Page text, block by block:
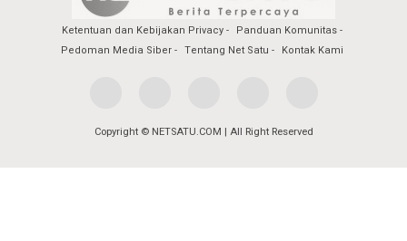
Ketentuan dan Kebijakan Privacy
Panduan Komunitas
Pedoman Media Siber
Tentang Net Satu Kontak Kami
Copyright © NETSATU.COM | All Right Reserved